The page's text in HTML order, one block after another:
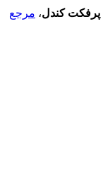
پرفکت کندل، مرجع